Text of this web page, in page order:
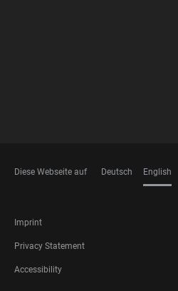
Diese Webseite auf Deutsch English
FOOTER
LEGAL
Imprint
Privacy Statement
Accessibility